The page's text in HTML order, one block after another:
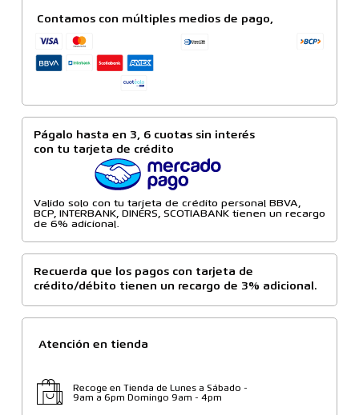
Contamos con múltiples medios de pago,
Págalo hasta en 3, 6 cuotas sin interés
con tu tarjeta de crédito
Valido solo con tu tarjeta de crédito personal BBVA,
BCP, INTERBANK, DINERS, SCOTIABANK tienen un recargo
de 6% adicional.
Recuerda que los pagos con tarjeta de
crédito/débito tienen un recargo de 3% adicional.
Atención en tienda
Recoge en Tienda de Lunes a Sábado -
9am a 6pm Domingo 9am - 4pm